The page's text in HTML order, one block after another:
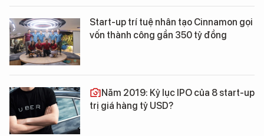
Start-up trí tuệ nhân tạo Cinnamon gọi
vốn thành công gần 350 tỷ đồng
Năm 2019: Kỷ lục IPO của 8 start-up
trị giá hàng tỷ USD?